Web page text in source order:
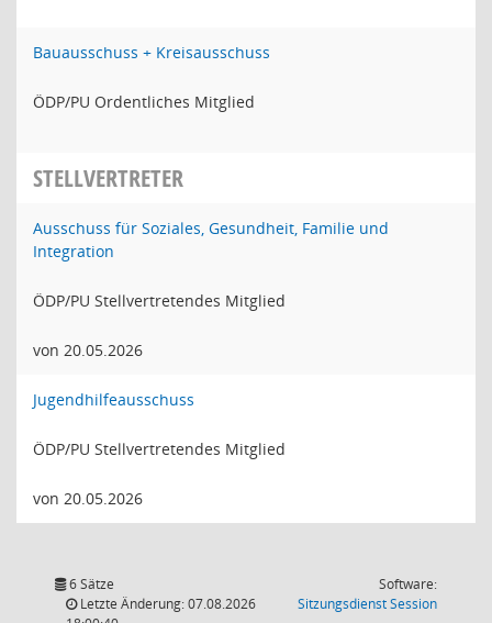
Bauausschuss + Kreisausschuss
ÖDP/PU Ordentliches Mitglied
STELLVERTRETER
Ausschuss für Soziales, Gesundheit, Familie und
Integration
ÖDP/PU Stellvertretendes Mitglied
von 20.05.2026
Jugendhilfeausschuss
ÖDP/PU Stellvertretendes Mitglied
von 20.05.2026
6 Sätze
Letzte Änderung: 07.08.2026
Software:
SitzungsdienstSession(Wird in